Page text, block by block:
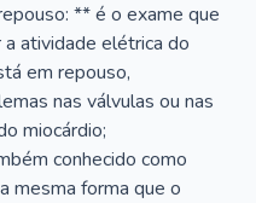
** é o exame que
atividade elétrica do
em repouso,
nas válvulas ou nas
miocárdio;
conhecido como
mesma forma que o